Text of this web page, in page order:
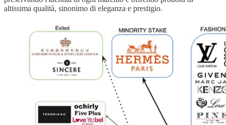
altissima qualità, sinonimo di eleganza e prestigio.